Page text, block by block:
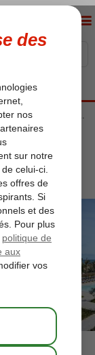
Beach Resort 5*